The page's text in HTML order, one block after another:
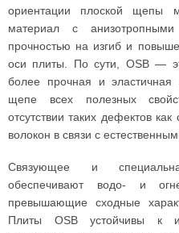
ориентации плоской щепы
материал с
прочностью на изгиб и
оси плиты. По сути, OSB —
более прочная и эластичная
щепе всех полезных
отсутствии таких дефектов
волокон в связи с
Связующее и
обеспечивают водо- и
превышающие сходные
Плиты OSB устойчивы к